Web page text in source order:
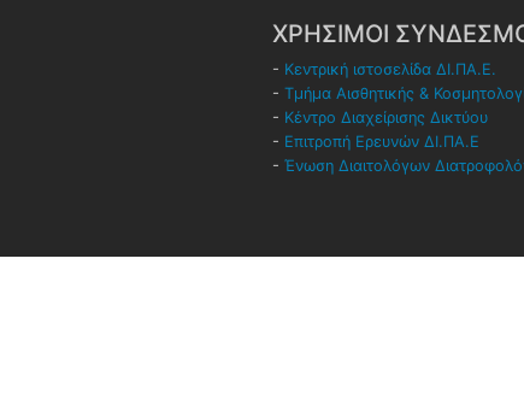
ΧΡΗΣΙΜΟΙ
- Κεντρική ιστοσελίδα ΔΙ.ΠΑ.Ε.
- Τμήμα Αισθητικής &
- Κέντρο Διαχείρισης Δικτύου
- Επιτροπή Ερευνών ΔΙ.ΠΑ.Ε
- Ένωση Διαιτολόγων